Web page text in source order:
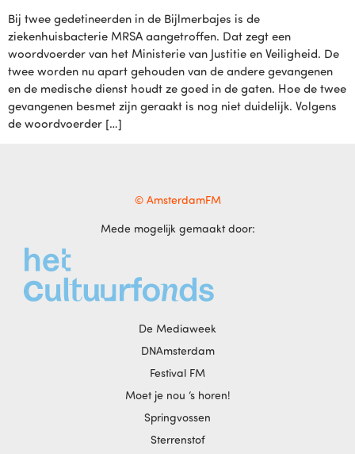
Bij twee gedetineerden in de Bijlmerbajes is de
ziekenhuisbacterie MRSA aangetroffen. Dat zegt een
woordvoerder van het Ministerie van Justitie en Veiligheid. De
twee worden nu apart gehouden van de andere gevangenen
en de medische dienst houdt ze goed in de gaten. Hoe de twee
gevangenen besmet zijn geraakt is nog niet duidelijk. Volgens
de woordvoerder […]
© AmsterdamFM
Mede mogelijk gemaakt door:
De Mediaweek
DNAmsterdam
Festival FM
Moet je nou ‘s horen!
Springvossen
Sterrenstof